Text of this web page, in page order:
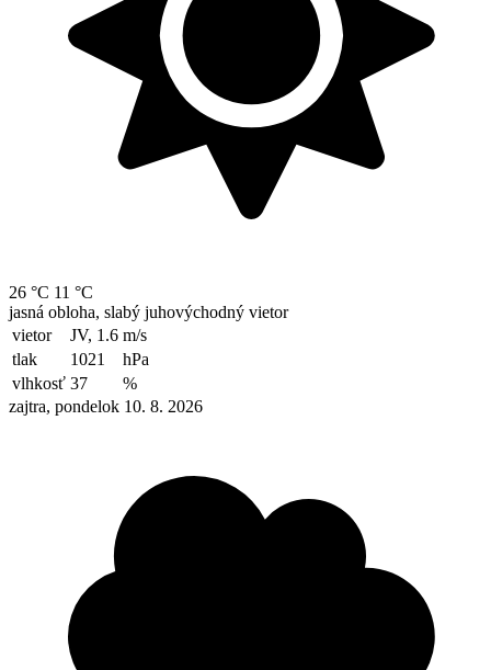
26 °C 11 °C
jasná obloha, slabý juhovýchodný vietor
vietor
JV, 1.6 m/s
tlak
1021
hPa
vlhkosť 37
%
zajtra, pondelok 10. 8. 2026